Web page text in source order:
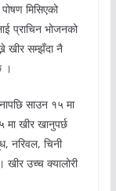
मिसिएको
प्राचिन भोजनको
खीर सम्झँदा नै
।
साउन १५ मा
खीर खानुपर्छ
नरिवल, चिनी
उच्च क्यालोरी